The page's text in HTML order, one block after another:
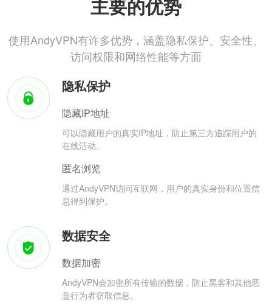
主要的优势
使用AndyVPN有许多优势，涵盖隐私保护、安全性、
访问权限和网络性能等方面
隐私保护
隐藏IP地址
可以隐藏用户的真实IP地址，防止第三方追踪用户的
在线活动。
匿名浏览
通过AndyVPN访问互联网，用户的真实身份和位置信
息得到保护。
数据安全
数据加密
AndyVPN会加密所有传输的数据，防止黑客和其他恶
意行为者窃取信息。